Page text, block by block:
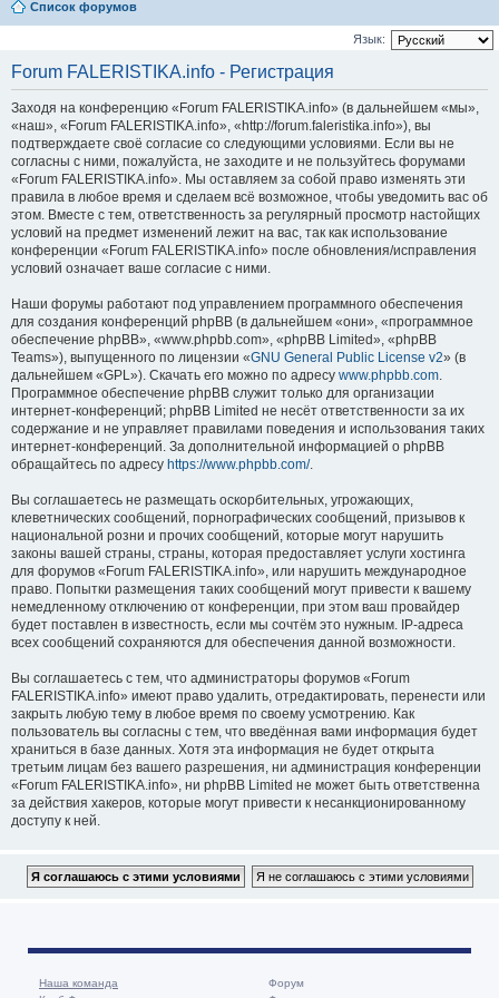
Список форумов
Язык:
Forum FALERISTIKA.info - Регистрация
Заходя на конференцию «Forum FALERISTIKA.info» (в дальнейшем «мы»,
«наш», «Forum FALERISTIKA.info», «http://forum.faleristika.info»), вы
подтверждаете своё согласие со следующими условиями. Если вы не
согласны с ними, пожалуйста, не заходите и не пользуйтесь форумами
«Forum FALERISTIKA.info». Мы оставляем за собой право изменять эти
правила в любое время и сделаем всё возможное, чтобы уведомить вас об
этом. Вместе с тем, ответственность за регулярный просмотр настойщих
условий на предмет изменений лежит на вас, так как использование
конференции «Forum FALERISTIKA.info» после обновления/исправления
условий означает ваше согласие с ними.
Наши форумы работают под управлением программного обеспечения
для создания конференций phpBB (в дальнейшем «они», «программное
обеспечение phpBB», «www.phpbb.com», «phpBB Limited», «phpBB
Teams»), выпущенного по лицензии «GNU General Public License v2» (в
дальнейшем «GPL»). Скачать его можно по адресу www.phpbb.com.
Программное обеспечение phpBB служит только для организации
интернет-конференций; phpBB Limited не несёт ответственности за их
содержание и не управляет правилами поведения и использования таких
интернет-конференций. За дополнительной информацией о phpBB
обращайтесь по адресу https://www.phpbb.com/.
Вы соглашаетесь не размещать оскорбительных, угрожающих,
клеветнических сообщений, порнографических сообщений, призывов к
национальной розни и прочих сообщений, которые могут нарушить
законы вашей страны, страны, которая предоставляет услуги хостинга
для форумов «Forum FALERISTIKA.info», или нарушить международное
право. Попытки размещения таких сообщений могут привести к вашему
немедленному отключению от конференции, при этом ваш провайдер
будет поставлен в известность, если мы сочтём это нужным. IP-адреса
всех сообщений сохраняются для обеспечения данной возможности.
Вы соглашаетесь с тем, что администраторы форумов «Forum
FALERISTIKA.info» имеют право удалить, отредактировать, перенести или
закрыть любую тему в любое время по своему усмотрению. Как
пользователь вы согласны с тем, что введённая вами информация будет
храниться в базе данных. Хотя эта информация не будет открыта
третьим лицам без вашего разрешения, ни администрация конференции
«Forum FALERISTIKA.info», ни phpBB Limited не может быть ответственна
за действия хакеров, которые могут привести к несанкционированному
доступу к ней.
Наша команда
Форум